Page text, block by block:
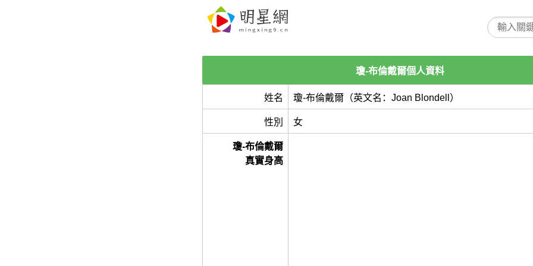
瓊-布倫戴爾個人資料
姓名 瓊-布倫戴爾（英文名：Joan Blondell）
性別 女
瓊-布倫戴爾
真實身高